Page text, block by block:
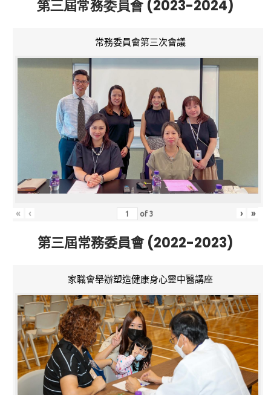
第三屆常務委員會 (2023-2024)
常務委員會第三次會議
« ‹ of3 › »
第三屆常務委員會 (2022-2023)
家職會舉辦塑造健康身心靈中醫講座